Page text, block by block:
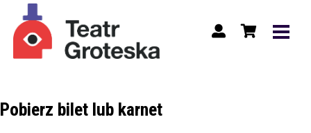
Pobierz bilet lub karnet